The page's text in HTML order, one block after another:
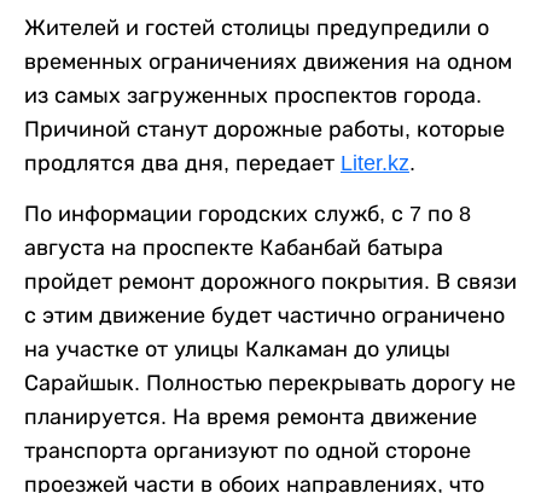
Жителей и гостей столицы предупредили о
временных ограничениях движения на одном
из самых загруженных проспектов города.
Причиной станут дорожные работы, которые
продлятся два дня, передает Liter.kz.
По информации городских служб, с 7 по 8
августа на проспекте Кабанбай батыра
пройдет ремонт дорожного покрытия. В связи
с этим движение будет частично ограничено
на участке от улицы Калкаман до улицы
Сарайшык. Полностью перекрывать дорогу не
планируется. На время ремонта движение
транспорта организуют по одной стороне
проезжей части в обоих направлениях, что